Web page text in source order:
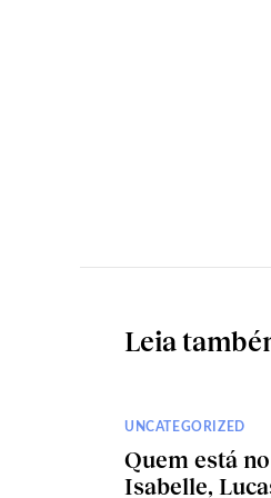
Leia
UNCATEGORIZED
Quem está
Isabelle,